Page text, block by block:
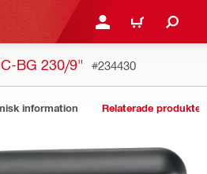
LOGGA IN ELLER
VARUKORG
BG 230/9" #234430
information Relaterade produkter